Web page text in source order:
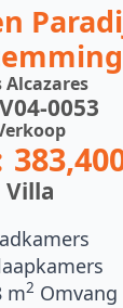
Alcazares
0053
Villa
m2 Omvang